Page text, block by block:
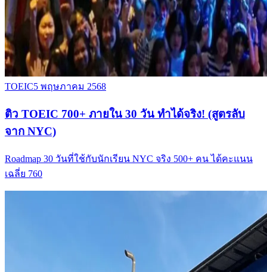
TOEIC5 พฤษภาคม 2568
ติว TOEIC 700+ ภายใน 30 วัน ทำได้จริง! (สูตรลับ
จาก NYC)
Roadmap 30 วันที่ใช้กับนักเรียน NYC จริง 500+ คน ได้คะแนน
เฉลี่ย 760